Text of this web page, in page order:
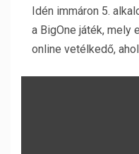
Idén immáron 5.
a BigOne játék, mely
online vetélkedő,